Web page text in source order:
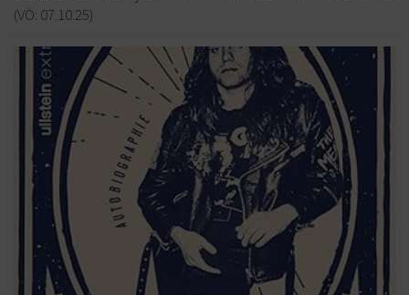
(VÖ: 07.10.25)